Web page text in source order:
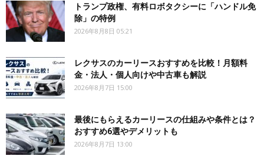
トランプ政権、有料ロボタクシーに「ハンドル免
除」の特例
2026年8月8日 05:21
レクサスのカーリースおすすめを比較！月額料
金・法人・個人向けや中古車も解説
2026年8月7日 15:00
最後にもらえるカーリースの仕組みや条件とは？
おすすめ6選やデメリットも
2026年8月7日 13:00